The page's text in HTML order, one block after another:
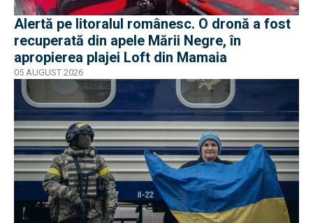
Alertă pe litoralul românesc. O dronă a fost
recuperată din apele Mării Negre, în
apropierea plajei Loft din Mamaia
05 AUGUST 2026